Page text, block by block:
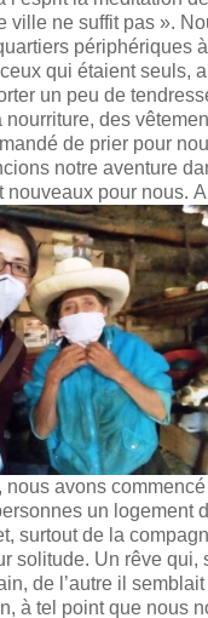
ville ne suffit pas ».
périphériques
qui étaient seuls,
un peu de
nourriture, des
de prier pour
notre aventure
nouveaux pour nous.
nous avons
un logement
surtout de la
solitude. Un rêve qui,
de l’autre il
à tel point que nous